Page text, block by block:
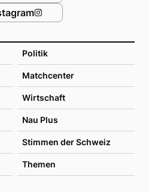
Politik
Matchcenter
Wirtschaft
Nau Plus
Stimmen der Schweiz
Themen